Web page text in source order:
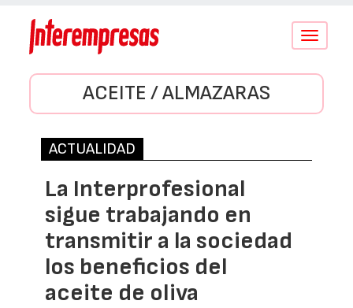
Conmutar
ACEITE / ALMAZARAS
ACTUALIDAD
La Interprofesional
sigue trabajando en
transmitir a la sociedad
los beneficios del
aceite de oliva